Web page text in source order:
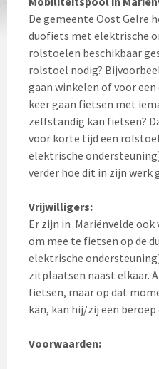
De gemeente Oost Gelre
duofiets met elektrische
rolstoelen beschikbaar
rolstoel nodig?
gaan winkelen of voor
keer gaan fietsen met
zelfstandig kan fietsen?
voor korte tijd een
elektrische
verder hoe dit in zijn werk
Vrijwilligers:
Er zijn in Mariënvelde
om mee te fietsen op de
elektrische
zitplaatsen naast elkaar.
fietsen, maar op dat
kan, kan hij/zij een
Voorwaarden: